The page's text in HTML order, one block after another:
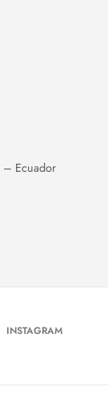
– Ecuador
INSTAGRAM